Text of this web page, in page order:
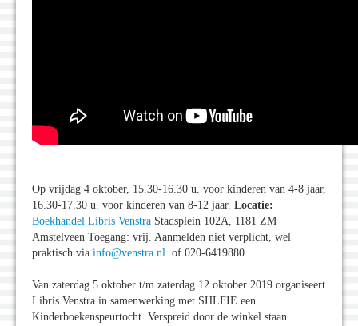
Op vrijdag 4 oktober, 15.30-16.30 u. voor kinderen van 4-8 jaar,
16.30-17.30 u. voor kinderen van 8-12 jaar. Locatie:
Boekhandel Libris Venstra Stadsplein 102A, 1181 ZM
Amstelveen Toegang: vrij. Aanmelden niet verplicht, wel
praktisch via info@venstra.nl of 020-6419880
Van zaterdag 5 oktober t/m zaterdag 12 oktober 2019 organiseert
Libris Venstra in samenwerking met SHLFIE een
Kinderboekenspeurtocht. Verspreid door de winkel staan